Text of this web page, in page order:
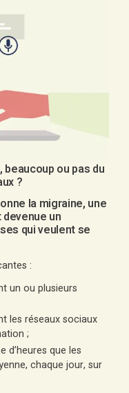
ou pas du
?
la migraine, une
un
qui veulent se
:
un ou plusieurs
les réseaux sociaux
;
d’heures que les
chaque jour, sur